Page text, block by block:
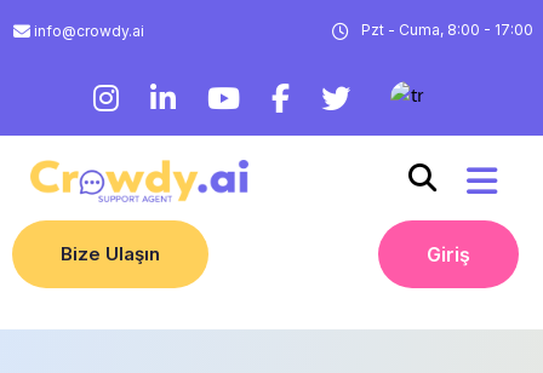
info@crowdy.ai Pzt - Cuma, 8:00 - 17:00
Bize Ulaşın Giriş